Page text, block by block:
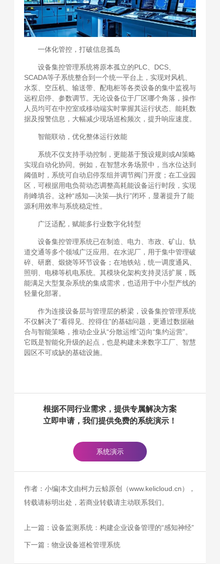
一体化管控，打破信息孤岛
设备集控管理系统将原本孤立的PLC、DCS、
SCADA等子系统整合到一个统一平台上，实现对风机、
水泵、空压机、输送带、配电柜等各类设备的集中监视与
远程启停、参数调节。无论设备位于厂区哪个角落，操作
人员均可在中控室或移动端实时掌握其运行状态、能耗数
据及报警信息，大幅减少现场巡检频次，提升响应速度。
智能联动，优化整体运行效能
系统不仅支持手动控制，更能基于预设规则或AI策略
实现自动化协同。例如，在智慧水务场景中，当水位达到
阈值时，系统可自动启停泵组并调节阀门开度；在工业园
区，可根据用电负荷动态调整高耗能设备运行时段，实现
削峰填谷。这种“感知—决策—执行”闭环，显著提升了能
源利用效率与系统稳定性。
广泛适配，赋能多行业数字化转型
设备集控管理系统已在制造、电力、市政、矿山、轨
道交通等多个领域广泛应用。在水泥厂，用于集中管理破
碎、研磨、煅烧等环节设备；在地铁站，统一调度通风、
照明、电梯等机电系统。其模块化架构支持灵活扩展，既
能满足大型复杂系统的集成需求，也适用于中小型产线的
轻量化部署。
作为连接设备层与管理层的桥梁，设备集控管理系统
不仅解决了“看得见、控得住”的基础问题，更通过数据融
合与智能策略，推动企业从“分散运维”迈向“集约运营”。
它既是智能化升级的起点，也是构建未来数字工厂、智慧
园区不可或缺的基础设施。
根据不同行业需求，提供专属解决方案
立即申请，我们提供免费的系统演示！
系统演示
作者：小编|本文由柯力云鲸原创（www.kelicloud.cn），
转载请标明出处，若商业转载请主动联系我们。
上一篇： 设备监测系统：构建企业设备管理的“感知神经”
下一篇： 物业设备巡检管理系统